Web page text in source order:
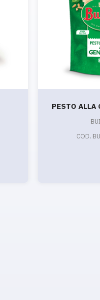
PESTO ALLA
COD.